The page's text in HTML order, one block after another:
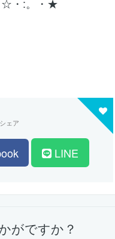
ェア
LINE
がですか？